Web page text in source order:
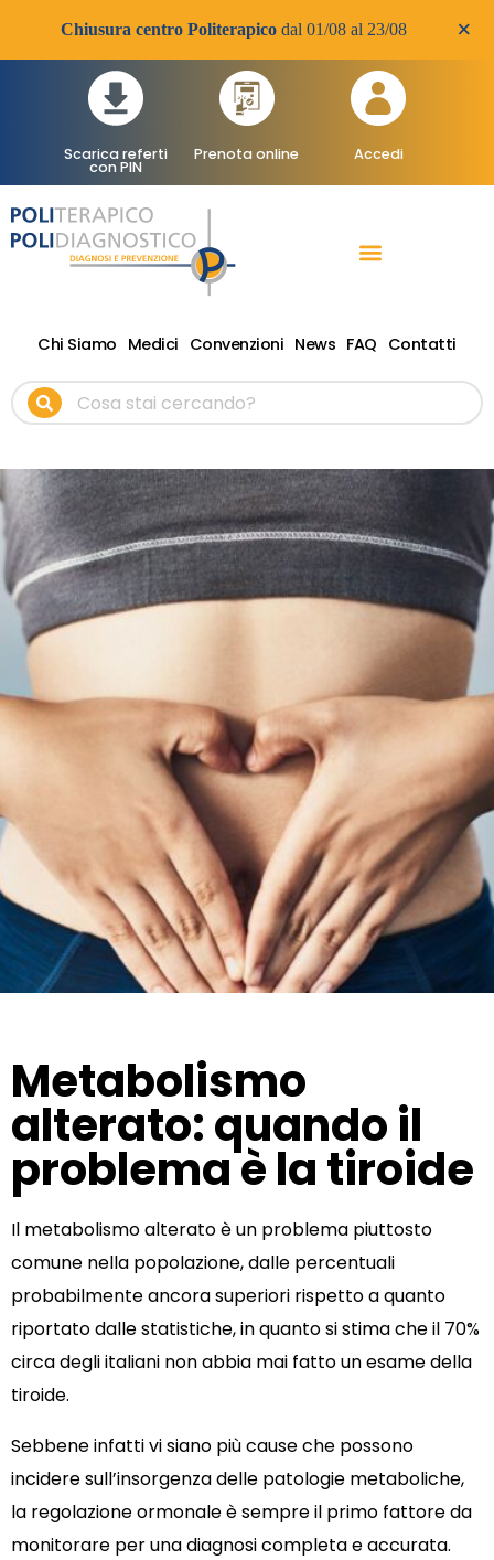
Chiusura centro Politerapicodal 01/08 al 23/08 ×
Scarica referti
con PIN
Prenota online Accedi
Chi Siamo Medici Convenzioni News FAQ Contatti
Metabolismo
alterato: quando il
problema è la tiroide
Il metabolismo alterato è un problema piuttosto
comune nella popolazione, dalle percentuali
probabilmente ancora superiori rispetto a quanto
riportato dalle statistiche, in quanto si stima che il 70%
circa degli italiani non abbia mai fatto un esame della
tiroide.
Sebbene infatti vi siano più cause che possono
incidere sull’insorgenza delle patologie metaboliche,
la regolazione ormonale è sempre il primo fattore da
monitorare per una diagnosi completa e accurata.